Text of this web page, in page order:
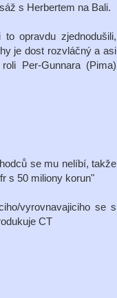
s Herbertem na Bali.
opravdu zjednodušili,
je dost rozvláčný a asi
Per-Gunnara (Pima)
se mu nelíbí, takže
s 50 miliony korun"
vyrovnavajiciho se s
CT